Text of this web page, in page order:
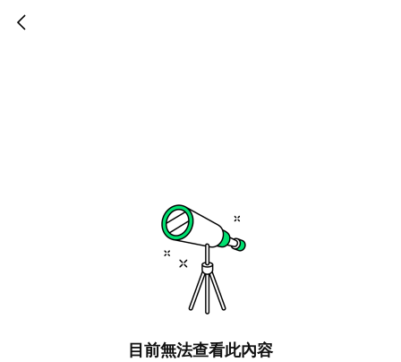
目前無法查看此內容